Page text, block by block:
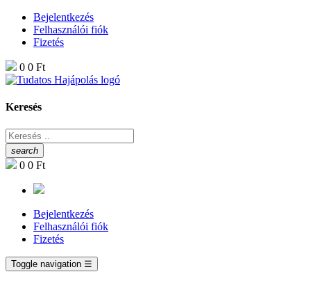
Bejelentkezés
Felhasználói fiók
Fizetés
0 0 Ft
Keresés
search
0 0 Ft
Bejelentkezés
Felhasználói fiók
Fizetés
Toggle navigation ☰